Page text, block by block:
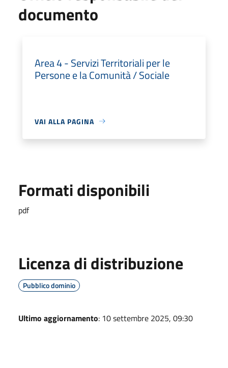
documento
Area 4 - Servizi Territoriali per le
Persone e la Comunità / Sociale
VAI ALLA PAGINA
Formati disponibili
pdf
Licenza di distribuzione
Pubblico dominio
Ultimo aggiornamento: 10 settembre 2025, 09:30